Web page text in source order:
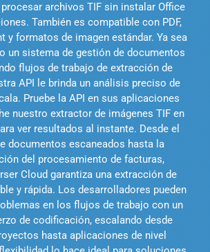
archivos TIF sin instalar Office
También es compatible con PDF,
y formatos de imagen estándar. Ya sea
un sistema de gestión de documentos
flujos de trabajo de extracción de
API le brinda un análisis preciso de
Pruebe la API en sus aplicaciones
nuestro extractor de imágenes TIF en
ver resultados al instante. Desde el
documentos escaneados hasta la
del procesamiento de facturas,
Cloud garantiza una extracción de
y rápida. Los desarrolladores pueden
en los flujos de trabajo con un
de codificación, escalando desde
hasta aplicaciones de nivel